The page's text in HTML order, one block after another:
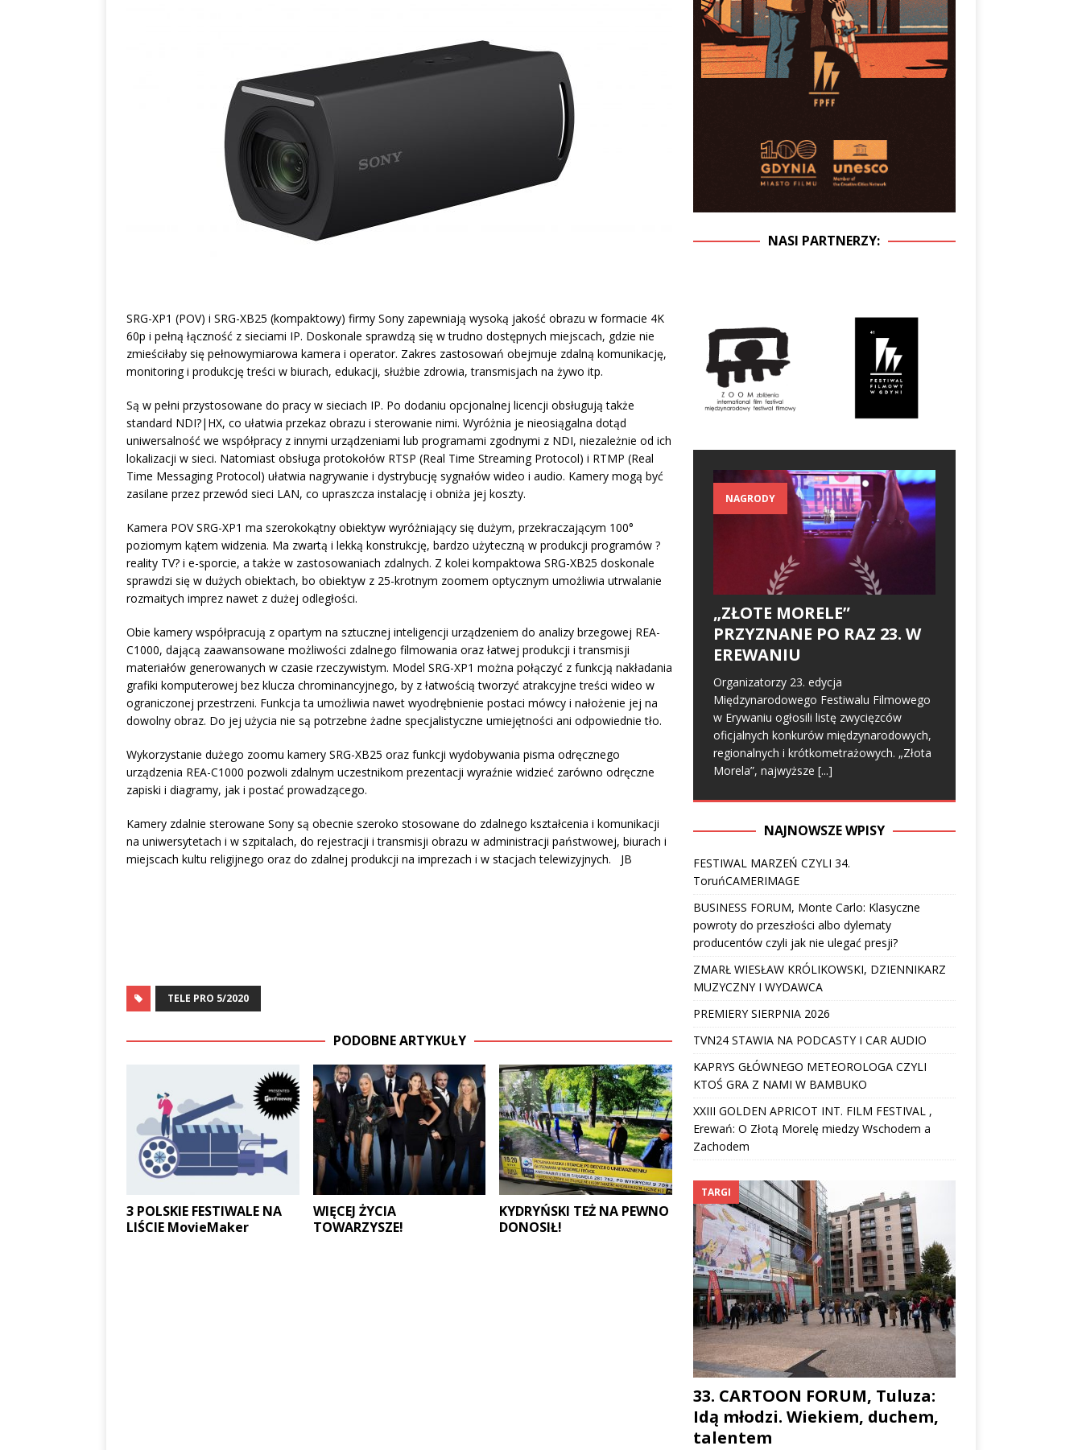
SRG-XP1 (POV) i SRG-XB25 (kompaktowy) firmy Sony zapewniają wysoką jakość obrazu w formacie 4K
60p i pełną łączność z sieciami IP. Doskonale sprawdzą się w trudno dostępnych miejscach, gdzie nie
zmieściłaby się pełnowymiarowa kamera i operator. Zakres zastosowań obejmuje zdalną komunikację,
monitoring i produkcję treści w biurach, edukacji, służbie zdrowia, transmisjach na żywo itp.
Są w pełni przystosowane do pracy w sieciach IP. Po dodaniu opcjonalnej licencji obsługują także
standard NDI?|HX, co ułatwia przekaz obrazu i sterowanie nimi. Wyróżnia je nieosiągalna dotąd
uniwersalność we współpracy z innymi urządzeniami lub programami zgodnymi z NDI, niezależnie od ich
lokalizacji w sieci. Natomiast obsługa protokołów RTSP (Real Time Streaming Protocol) i RTMP (Real
Time Messaging Protocol) ułatwia nagrywanie i dystrybucję sygnałów wideo i audio. Kamery mogą być
zasilane przez przewód sieci LAN, co upraszcza instalację i obniża jej koszty.
Kamera POV SRG-XP1 ma szerokokątny obiektyw wyróżniający się dużym, przekraczającym 100°
poziomym kątem widzenia. Ma zwartą i lekką konstrukcję, bardzo użyteczną w produkcji programów ?
reality TV? i e-sporcie, a także w zastosowaniach zdalnych. Z kolei kompaktowa SRG-XB25 doskonale
sprawdzi się w dużych obiektach, bo obiektyw z 25-krotnym zoomem optycznym umożliwia utrwalanie
rozmaitych imprez nawet z dużej odległości.
Obie kamery współpracują z opartym na sztucznej inteligencji urządzeniem do analizy brzegowej REA-
C1000, dającą zaawansowane możliwości zdalnego filmowania oraz łatwej produkcji i transmisji
materiałów generowanych w czasie rzeczywistym. Model SRG-XP1 można połączyć z funkcją nakładania
grafiki komputerowej bez klucza chrominancyjnego, by z łatwością tworzyć atrakcyjne treści wideo w
ograniczonej przestrzeni. Funkcja ta umożliwia nawet wyodrębnienie postaci mówcy i nałożenie jej na
dowolny obraz. Do jej użycia nie są potrzebne żadne specjalistyczne umiejętności ani odpowiednie tło.
Wykorzystanie dużego zoomu kamery SRG-XB25 oraz funkcji wydobywania pisma odręcznego
urządzenia REA-C1000 pozwoli zdalnym uczestnikom prezentacji wyraźnie widzieć zarówno odręczne
zapiski i diagramy, jak i postać prowadzącego.
Kamery zdalnie sterowane Sony są obecnie szeroko stosowane do zdalnego kształcenia i komunikacji
na uniwersytetach i w szpitalach, do rejestracji i transmisji obrazu w administracji państwowej, biurach i
miejscach kultu religijnego oraz do zdalnej produkcji na imprezach i w stacjach telewizyjnych. JB
TELE PRO 5/2020
PODOBNE ARTYKUŁY
3 POLSKIE FESTIWALE NA
LIŚCIE MovieMaker
WIĘCEJ ŻYCIA
TOWARZYSZE!
KYDRYŃSKI TEŻ NA PEWNO
DONOSIŁ!
NASI PARTNERZY:
NAGRODY
„ZŁOTE MORELE”
PRZYZNANE PO RAZ 23. W
EREWANIU
Organizatorzy 23. edycja
Międzynarodowego Festiwalu Filmowego
w Erywaniu ogłosili listę zwycięzców
oficjalnych konkurów międzynarodowych,
regionalnych i krótkometrażowych. „Złota
Morela”, najwyższe [...]
NAJNOWSZE WPISY
FESTIWAL MARZEŃ CZYLI 34.
ToruńCAMERIMAGE
BUSINESS FORUM, Monte Carlo: Klasyczne
powroty do przeszłości albo dylematy
producentów czyli jak nie ulegać presji?
ZMARŁ WIESŁAW KRÓLIKOWSKI, DZIENNIKARZ
MUZYCZNY I WYDAWCA
PREMIERY SIERPNIA 2026
TVN24 STAWIA NA PODCASTY I CAR AUDIO
KAPRYS GŁÓWNEGO METEOROLOGA CZYLI
KTOŚ GRA Z NAMI W BAMBUKO
XXIII GOLDEN APRICOT INT. FILM FESTIVAL ,
Erewań: O Złotą Morelę miedzy Wschodem a
Zachodem
TARGI
33. CARTOON FORUM, Tuluza:
Idą młodzi. Wiekiem, duchem,
talentem